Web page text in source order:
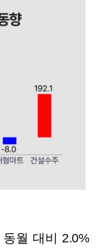
월 대비 2.0%